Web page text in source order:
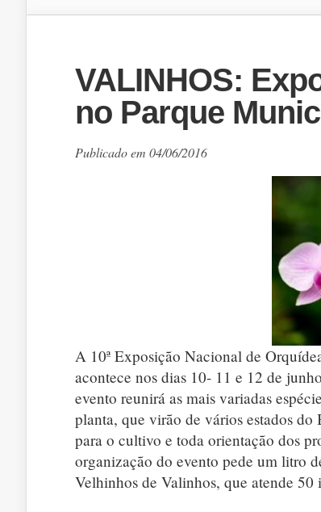
VALINHOS:
no Parque
Publicado em 04/06/2016
A 10ª Exposição Nacional de
acontece nos dias 10- 11 e 12 de
evento reunirá as mais variadas
planta, que virão de vários estados do
para o cultivo e toda orientação dos
organização do evento pede um litro
Velhinhos de Valinhos, que atende